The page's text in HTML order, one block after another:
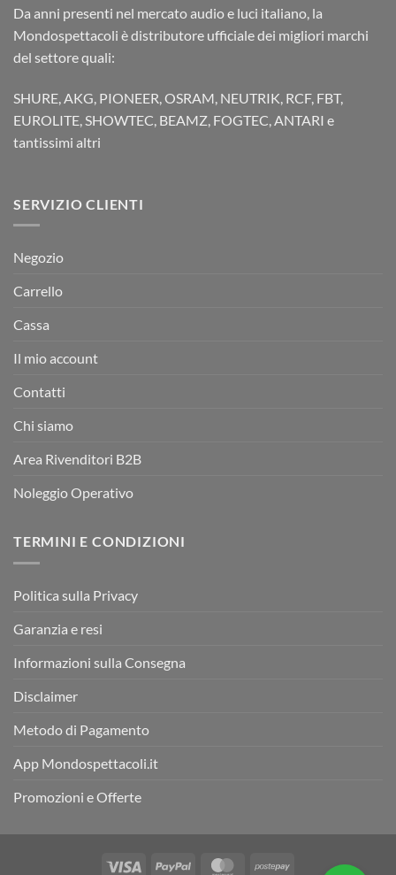
Da anni presenti nel mercato audio e luci italiano, la
Mondospettacoli è distributore ufficiale dei migliori marchi
del settore quali:
SHURE, AKG, PIONEER, OSRAM, NEUTRIK, RCF, FBT,
EUROLITE, SHOWTEC, BEAMZ, FOGTEC, ANTARI e
tantissimi altri
SERVIZIO CLIENTI
Negozio
Carrello
Cassa
Il mio account
Contatti
Chi siamo
Area Rivenditori B2B
Noleggio Operativo
TERMINI E CONDIZIONI
Politica sulla Privacy
Garanzia e resi
Informazioni sulla Consegna
Disclaimer
Metodo di Pagamento
App Mondospettacoli.it
Promozioni e Offerte